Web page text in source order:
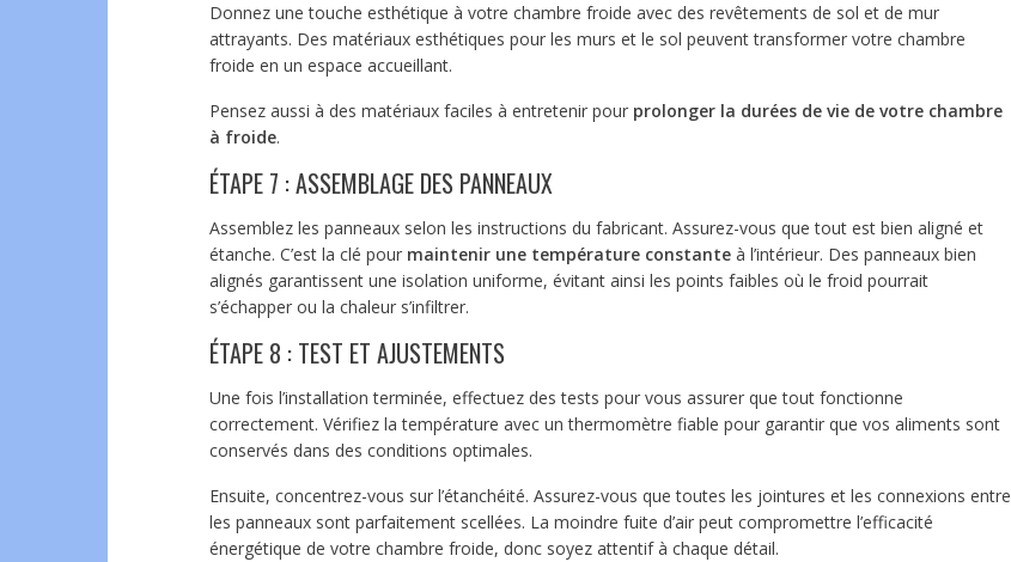
Donnez une touche esthétique à votre chambre froide avec des revêtements de sol et de mur
attrayants. Des matériaux esthétiques pour les murs et le sol peuvent transformer votre chambre
froide en un espace accueillant.
Pensez aussi à des matériaux faciles à entretenir pour prolonger la durées devie de votre chambre
à froide.
ÉTAPE 7 : ASSEMBLAGE DES PANNEAUX
Assemblez les panneaux selon les instructions du fabricant. Assurez-vous que tout est bien aligné et
étanche. C’est la clé pour maintenir une température constante à l’intérieur. Des panneaux bien
alignés garantissent une isolation uniforme, évitant ainsi les points faibles où le froid pourrait
s’échapper ou la chaleur s’infiltrer.
ÉTAPE 8 : TEST ET AJUSTEMENTS
Une fois l’installation terminée, effectuez des tests pour vous assurer que tout fonctionne
correctement. Vérifiez la température avec un thermomètre fiable pour garantir que vos aliments sont
conservés dans des conditions optimales.
Ensuite, concentrez-vous sur l’étanchéité. Assurez-vous que toutes les jointures et les connexions entre
les panneaux sont parfaitement scellées. La moindre fuite d’air peut compromettre l’efficacité
énergétique de votre chambre froide, donc soyez attentif à chaque détail.